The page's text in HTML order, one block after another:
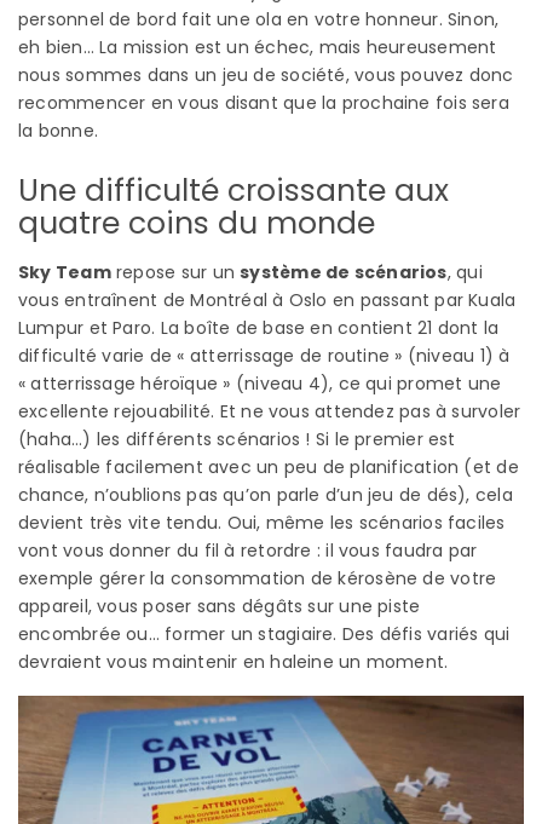
personnel de bord fait une ola en votre honneur. Sinon,
eh bien… La mission est un échec, mais heureusement
nous sommes dans un jeu de société, vous pouvez donc
recommencer en vous disant que la prochaine fois sera
la bonne.
Une difficulté croissante aux
quatre coins du monde
Sky Teamrepose sur unsystème de scénarios, qui
vous entraînent de Montréal à Oslo en passant par Kuala
Lumpur et Paro. La boîte de base en contient 21 dont la
difficulté varie de « atterrissage de routine » (niveau 1) à
« atterrissage héroïque » (niveau 4), ce qui promet une
excellente rejouabilité. Et ne vous attendez pas à survoler
(haha…) les différents scénarios ! Si le premier est
réalisable facilement avec un peu de planification (et de
chance, n’oublions pas qu’on parle d’un jeu de dés), cela
devient très vite tendu. Oui, même les scénarios faciles
vont vous donner du fil à retordre : il vous faudra par
exemple gérer la consommation de kérosène de votre
appareil, vous poser sans dégâts sur une piste
encombrée ou… former un stagiaire. Des défis variés qui
devraient vous maintenir en haleine un moment.